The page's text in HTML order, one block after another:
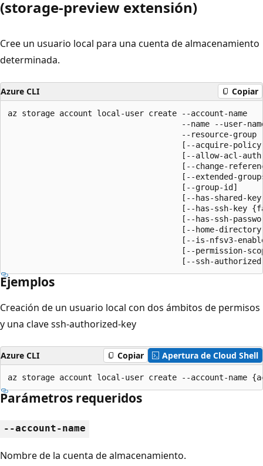
(storage-preview extensión)
Cree un usuario local para una cuenta de almacenamiento
determinada.
Azure CLI Copiar
az storage account local-user create --account-name
--name --user-
                                     --resource-group
[--acquire-
[--allow-acl-
[--change-
[--extended-
                                     [--group-id]
[--has-shared-
[--has-ssh-key
[--has-ssh-
[--home-
[--is-nfsv3-
[--permission-
[--ssh-
Ejemplos
Creación de un usuario local con dos ámbitos de permisos
y una clave ssh-authorized-key
Azure CLI Copiar Apertura de Cloud Shell
az storage account local-user create --account-name
Parámetros requeridos
--account-name
Nombre de la cuenta de almacenamiento.